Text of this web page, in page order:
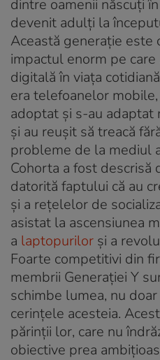
dintre oamenii născuți
devenit adulți la
Această generație este
impactul enorm pe
digitală în viața
era telefoanelor
adoptat și s-au
și au reușit să treacă
probleme de la mediul
Cohorta a fost descrisă
datorită faptului că au
și a rețelelor de
asistat la ascensiunea
a laptopurilor și a
Foarte competitivi din
membrii Generației Y
schimbe lumea, nu
cerințele acesteia.
părinții lor, care nu
obiective prea